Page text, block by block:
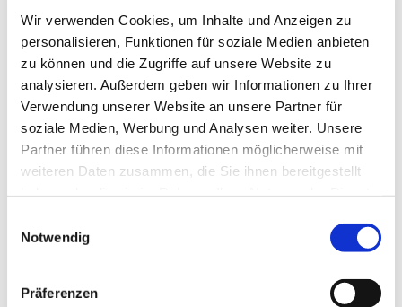
Wir verwenden Cookies, um Inhalte und Anzeigen zu
personalisieren, Funktionen für soziale Medien anbieten
zu können und die Zugriffe auf unsere Website zu
analysieren. Außerdem geben wir Informationen zu Ihrer
Verwendung unserer Website an unsere Partner für
soziale Medien, Werbung und Analysen weiter. Unsere
Partner führen diese Informationen möglicherweise mit
weiteren Daten zusammen, die Sie ihnen bereitgestellt
Notwendig
Präferenzen